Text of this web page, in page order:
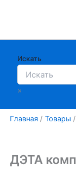
Искать
×
Главная Товары
ДЭТА